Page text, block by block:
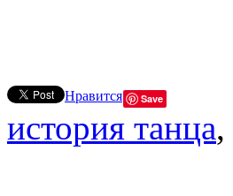
Нравится Save
история танца,